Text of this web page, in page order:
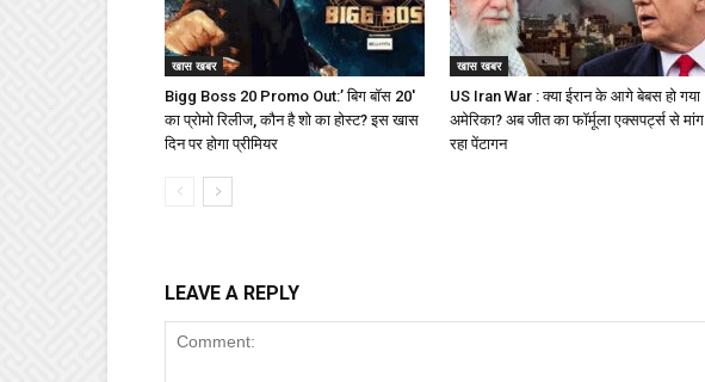
खास खबर
Bigg Boss 20 Promo Out:’ बिग बॉस 20′
का प्रोमो रिलीज, कौन है शो का होस्ट? इस खास
दिन पर होगा प्रीमियर
खास खबर
US Iran War : क्या ईरान के आगे बेबस हो गया
अमेरिका? अब जीत का फॉर्मूला एक्सपर्ट्स से मांग
रहा पेंटागन
LEAVE A REPLY